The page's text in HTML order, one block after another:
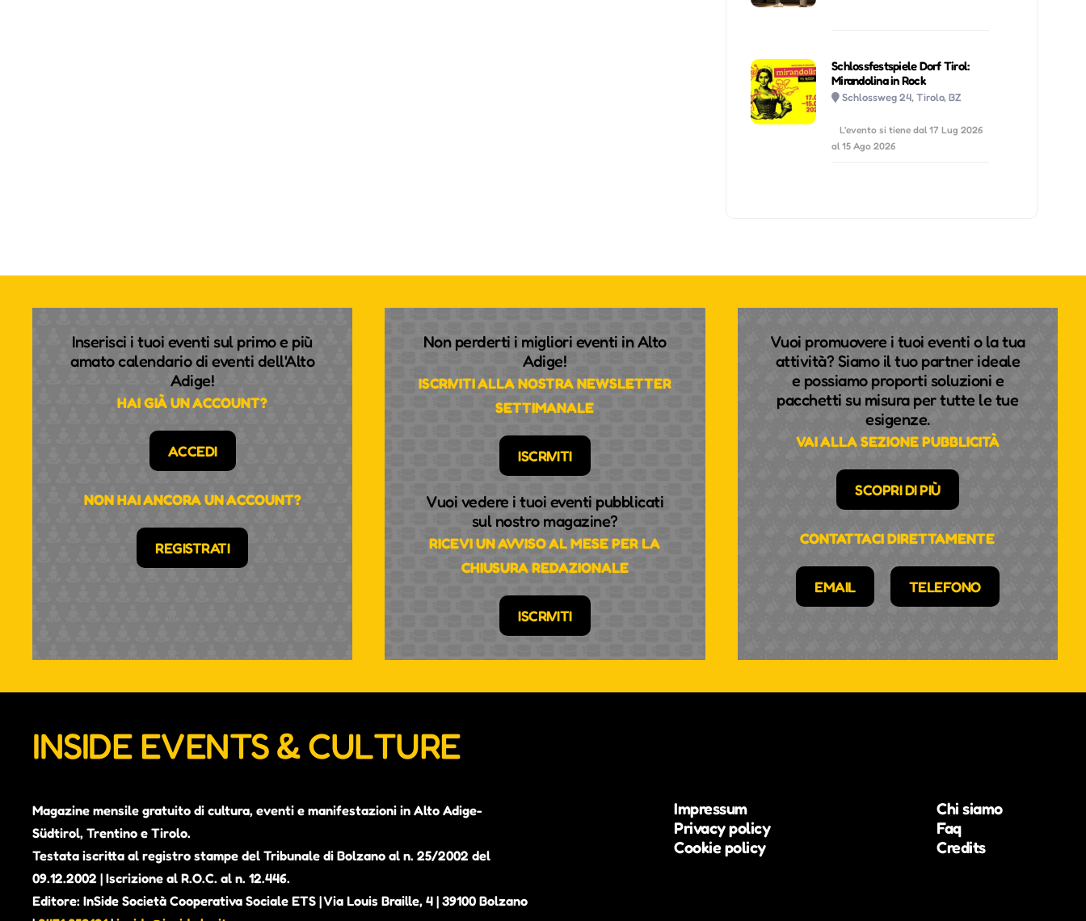
Schlossfestspiele Dorf Tirol:
Mirandolina in Rock
Schlossweg 24, Tirolo, BZ
L'evento si tiene dal 17 Lug 2026
al 15 Ago 2026
Inserisci i tuoi eventi sul primo e più
amato calendario di eventi dell'Alto
Adige!
HAI GIÀ UN ACCOUNT?
ACCEDI
NON HAI ANCORA UN ACCOUNT?
REGISTRATI
Non perderti i migliori eventi in Alto
Adige!
ISCRIVITI ALLA NOSTRA NEWSLETTER
SETTIMANALE
ISCRIVITI
Vuoi vedere i tuoi eventi pubblicati
sul nostro magazine?
RICEVI UN AVVISO AL MESE PER LA
CHIUSURA REDAZIONALE
ISCRIVITI
Vuoi promuovere i tuoi eventi o la tua
attività? Siamo il tuo partner ideale
e possiamo proporti soluzioni e
pacchetti su misura per tutte le tue
esigenze.
VAI ALLA SEZIONE PUBBLICITÀ
SCOPRI DI PIÙ
CONTATTACI DIRETTAMENTE
EMAIL TELEFONO
INSIDE EVENTS & CULTURE
Magazine mensile gratuito di cultura, eventi e manifestazioni in Alto Adige-
Südtirol, Trentino e Tirolo.
Testata iscritta al registro stampe del Tribunale di Bolzano al n. 25/2002 del
09.12.2002 | Iscrizione al R.O.C. al n. 12.446.
Editore: InSide Società Cooperativa Sociale ETS | Via Louis Braille, 4 | 39100 Bolzano
Impressum
Privacy policy
Cookie policy
Chi siamo
Faq
Credits